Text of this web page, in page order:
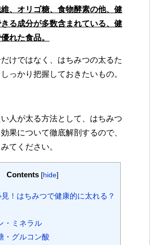
、オリゴ糖、食物酵素の他、健
る成分が多数含まれている、健
れた食品。
けではなく、はちみつの太るた
っかり把握しておきたいもの。
人が太る方法として、はちみつ
果について徹底解剖するので、
てください。
Contents [hide]
！はちみつで健康的に太れる？
・ミネラル
・グルコン酸